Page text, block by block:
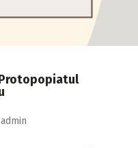
admin